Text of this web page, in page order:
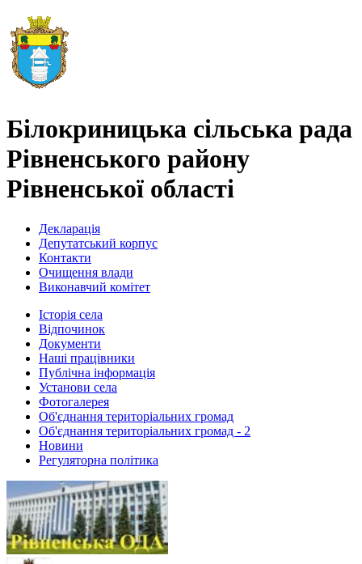
Білокриницька сільська рада
Рівненського району
Рівненської області
Декларація
Депутатський корпус
Контакти
Очищення влади
Виконавчий комітет
Історія села
Відпочинок
Документи
Наші працівники
Публічна інформація
Установи села
Фотогалерея
Об'єднання територіальних громад
Об'єднання територіальних громад - 2
Новини
Регуляторна політика